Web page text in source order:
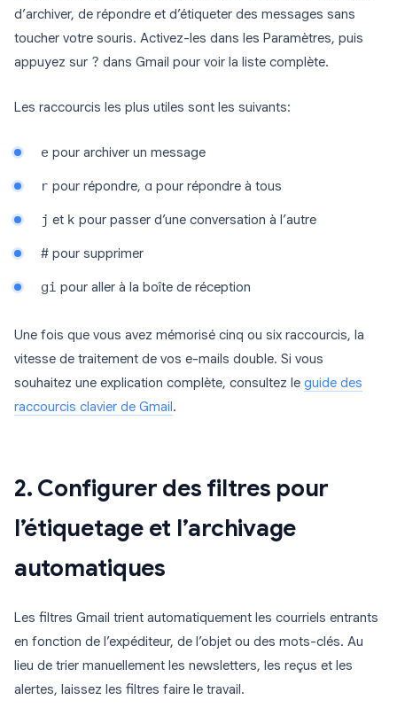
d’archiver, de répondre et d’étiqueter des messages sans
toucher votre souris. Activez-les dans les Paramètres, puis
appuyez sur ? dans Gmail pour voir la liste complète.
Les raccourcis les plus utiles sont les suivants:
e pour archiver un message
r pour répondre, a pour répondre à tous
j et k pour passer d’une conversation à l’autre
# pour supprimer
gi pour aller à la boîte de réception
Une fois que vous avez mémorisé cinq ou six raccourcis, la
vitesse de traitement de vos e-mails double. Si vous
souhaitez une explication complète, consultez le guide des
raccourcis clavier de Gmail .
2. Configurer des filtres pour
l’étiquetage et l’archivage
automatiques
Les filtres Gmail trient automatiquement les courriels entrants
en fonction de l’expéditeur, de l’objet ou des mots-clés. Au
lieu de trier manuellement les newsletters, les reçus et les
alertes, laissez les filtres faire le travail.